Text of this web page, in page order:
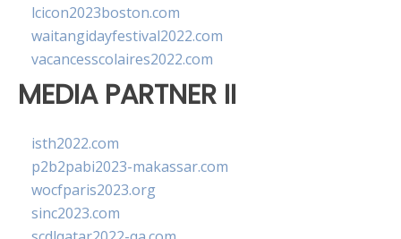
lcicon2023boston.com
waitangidayfestival2022.com
vacancesscolaires2022.com
MEDIA PARTNER II
isth2022.com
p2b2pabi2023-makassar.com
wocfparis2023.org
sinc2023.com